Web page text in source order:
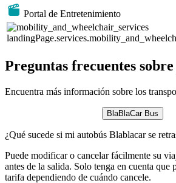
Portal de Entretenimiento
Preguntas frecuentes
Encuentra más información sobre los
BlaBlaCar Bus
¿Qué sucede si mi autobús Blablacar se
Puede modificar o cancelar fácilmente su
antes de la salida. Solo tenga en cuenta que
tarifa dependiendo de cuándo cancele.